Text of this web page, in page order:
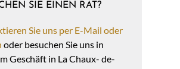
SIE EINEN RAT?
Sie uns per E-Mail oder
oder besuchen Sie uns in
Geschäft in La Chaux- de-